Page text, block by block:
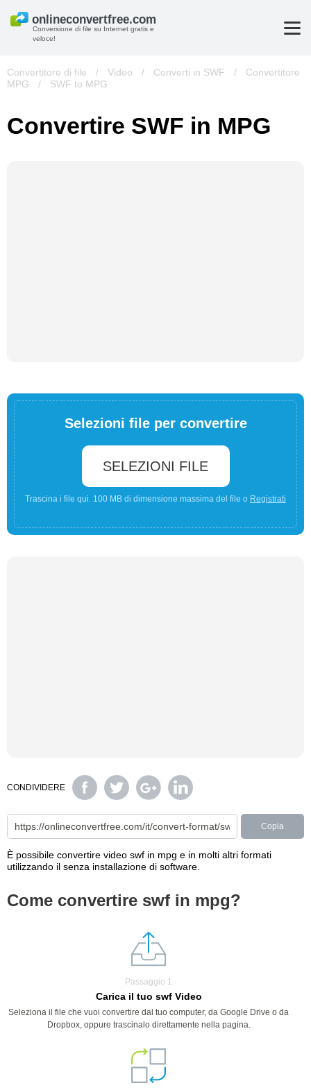
Conversione di file su Internet gratis e
veloce!
Convertitore di file / Video / Converti in SWF /
Convertitore
MPG
/ SWF to MPG
Convertire SWF in MPG
Selezioni file per convertire
SELEZIONI FILE
Trascina i file qui. 100 MB di dimensione massima del file o Registrati
CONDIVIDERE
Copia
È possibile convertire video swf in mpg e in molti altri formati
utilizzando il senza installazione di software.
Come convertire swf in mpg?
Passaggio 1
Carica il tuo swf Video
Seleziona il file che vuoi convertire dal tuo computer, da Google Drive o da
Dropbox, oppure trascinalo direttamente nella pagina.